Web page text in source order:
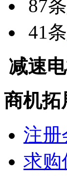
87条
41条
减速
商机拓
注册
求购